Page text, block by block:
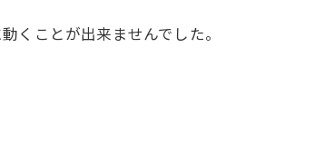
くことが出来ませんでした。